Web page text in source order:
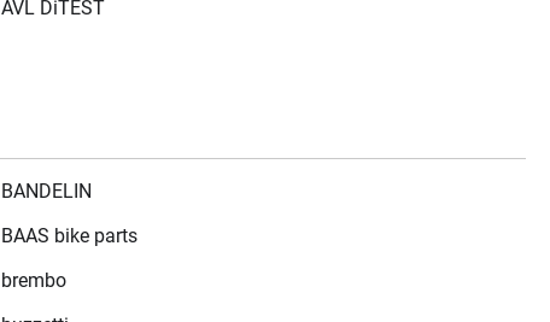
AVL DiTEST
BANDELIN
BAAS bike parts
brembo